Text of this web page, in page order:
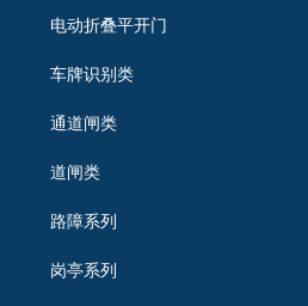
电动折叠平开门
车牌识别类
通道闸类
道闸类
路障系列
岗亭系列